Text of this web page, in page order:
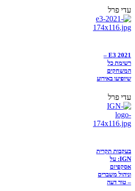
עדי פרל
E3 2021 –
רשימת כל
המשחקים
שיופיעו באירוע
עדי פרל
בעקבות תקרית
IGN: על
אסקפיזם
וניהול משברים
– טור דעה